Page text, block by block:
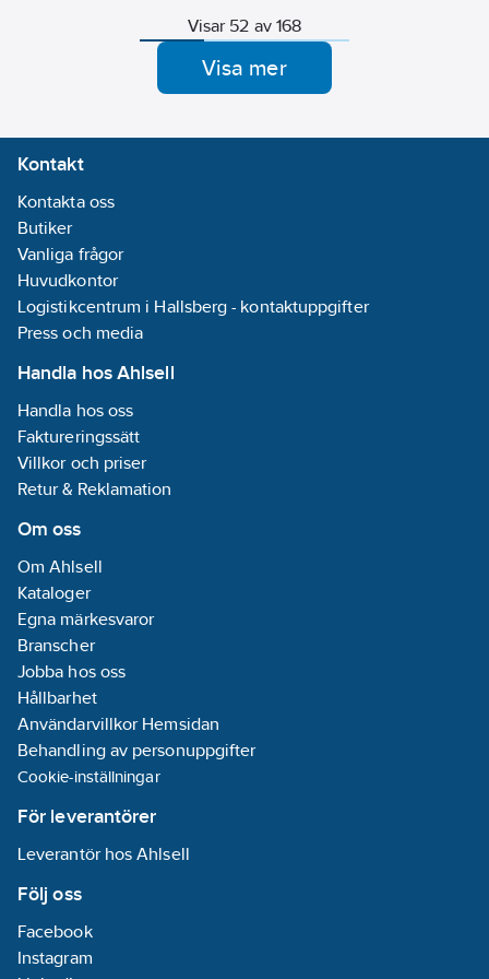
Visar 52 av 168
Visa mer
Kontakt
Kontakta oss
Butiker
Vanliga frågor
Huvudkontor
Logistikcentrum i Hallsberg - kontaktuppgifter
Press och media
Handla hos Ahlsell
Handla hos oss
Faktureringssätt
Villkor och priser
Retur & Reklamation
Om oss
Om Ahlsell
Kataloger
Egna märkesvaror
Branscher
Jobba hos oss
Hållbarhet
Användarvillkor Hemsidan
Behandling av personuppgifter
Cookie-inställningar
För leverantörer
Leverantör hos Ahlsell
Följ oss
Facebook
Instagram